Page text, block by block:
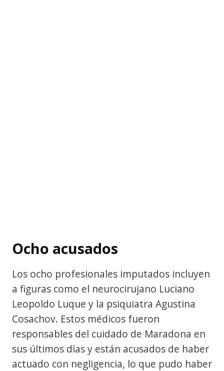
Ocho acusados
Los ocho profesionales imputados incluyen
a figuras como el neurocirujano Luciano
Leopoldo Luque y la psiquiatra Agustina
Cosachov. Estos médicos fueron
responsables del cuidado de Maradona en
sus últimos días y están acusados de haber
actuado con negligencia, lo que pudo haber